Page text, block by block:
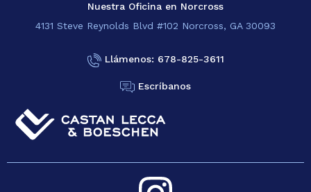
Nuestra Oficina en Norcross
4131 Steve Reynolds Blvd #102 Norcross, GA 30093
Llámenos: 678-825-3611
Escríbanos